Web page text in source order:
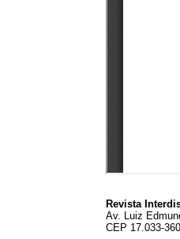
Revista
Av. Luiz
CEP 17.033-